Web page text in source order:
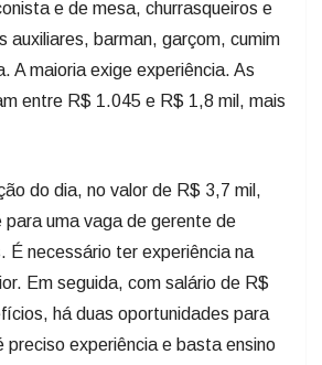
e de mesa, churrasqueiros e
auxiliares, barman, garçom, cumim
A maioria exige experiência. As
entre R$ 1.045 e R$ 1,8 mil, mais
do dia, no valor de R$ 3,7 mil,
uma vaga de gerente de
É necessário ter experiência na
Em seguida, com salário de R$
há duas oportunidades para
preciso experiência e basta ensino